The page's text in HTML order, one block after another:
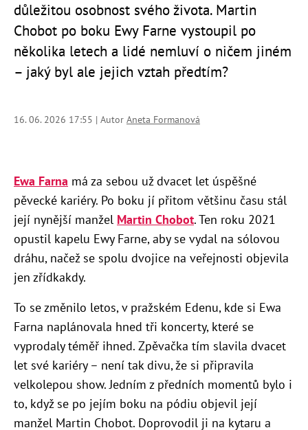
důležitou osobnost svého života. Martin
Chobot po boku Ewy Farne vystoupil po
několika letech a lidé nemluví o ničem jiném
– jaký byl ale jejich vztah předtím?
16. 06. 2026 17:55 | Autor Aneta Formanová
Ewa Farna má za sebou už dvacet let úspěšné
pěvecké kariéry. Po boku jí přitom většinu času stál
její nynější manžel Martin Chobot. Ten roku 2021
opustil kapelu Ewy Farne, aby se vydal na sólovou
dráhu, načež se spolu dvojice na veřejnosti objevila
jen zřídkakdy.
To se změnilo letos, v pražském Edenu, kde si Ewa
Farna naplánovala hned tři koncerty, které se
vyprodaly téměř ihned. Zpěvačka tím slavila dvacet
let své kariéry – není tak divu, že si připravila
velkolepou show. Jedním z předních momentů bylo i
to, když se po jejím boku na pódiu objevil její
manžel Martin Chobot. Doprovodil ji na kytaru a